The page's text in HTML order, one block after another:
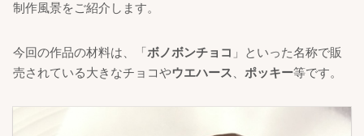
制作風景をご紹介します。
今回の作品の材料は、「ボノボンチョコ 」といった名称で販
売されている大きなチョコやウエハース ポッキー等です。